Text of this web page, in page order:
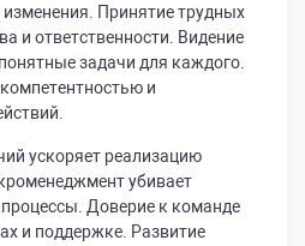
Принятие трудных
и ответственности. Видение
задачи для каждого.
и
ускоряет реализацию
убивает
Доверие к команде
и поддержке. Развитие